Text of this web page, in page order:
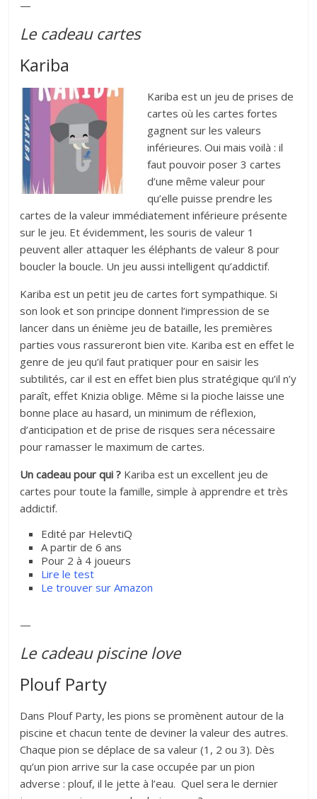
—
Le cadeau cartes
Kariba
Kariba est un jeu de prises de
cartes où les cartes fortes
gagnent sur les valeurs
inférieures. Oui mais voilà : il
faut pouvoir poser 3 cartes
d’une même valeur pour
qu’elle puisse prendre les
cartes de la valeur immédiatement inférieure présente
sur le jeu. Et évidemment, les souris de valeur 1
peuvent aller attaquer les éléphants de valeur 8 pour
boucler la boucle. Un jeu aussi intelligent qu’addictif.
Kariba est un petit jeu de cartes fort sympathique. Si
son look et son principe donnent l’impression de se
lancer dans un énième jeu de bataille, les premières
parties vous rassureront bien vite. Kariba est en effet le
genre de jeu qu’il faut pratiquer pour en saisir les
subtilités, car il est en effet bien plus stratégique qu’il n’y
paraît, effet Knizia oblige. Même si la pioche laisse une
bonne place au hasard, un minimum de réflexion,
d’anticipation et de prise de risques sera nécessaire
pour ramasser le maximum de cartes.
Un cadeau pour qui ? Kariba est un excellent jeu de
cartes pour toute la famille, simple à apprendre et très
addictif.
Edité par HelevtiQ
A partir de 6 ans
Pour 2 à 4 joueurs
Lire le test
Le trouver sur Amazon
—
Le cadeau piscine love
Plouf Party
Dans Plouf Party, les pions se promènent autour de la
piscine et chacun tente de deviner la valeur des autres.
Chaque pion se déplace de sa valeur (1, 2 ou 3). Dès
qu’un pion arrive sur la case occupée par un pion
adverse : plouf, il le jette à l’eau. Quel sera le dernier